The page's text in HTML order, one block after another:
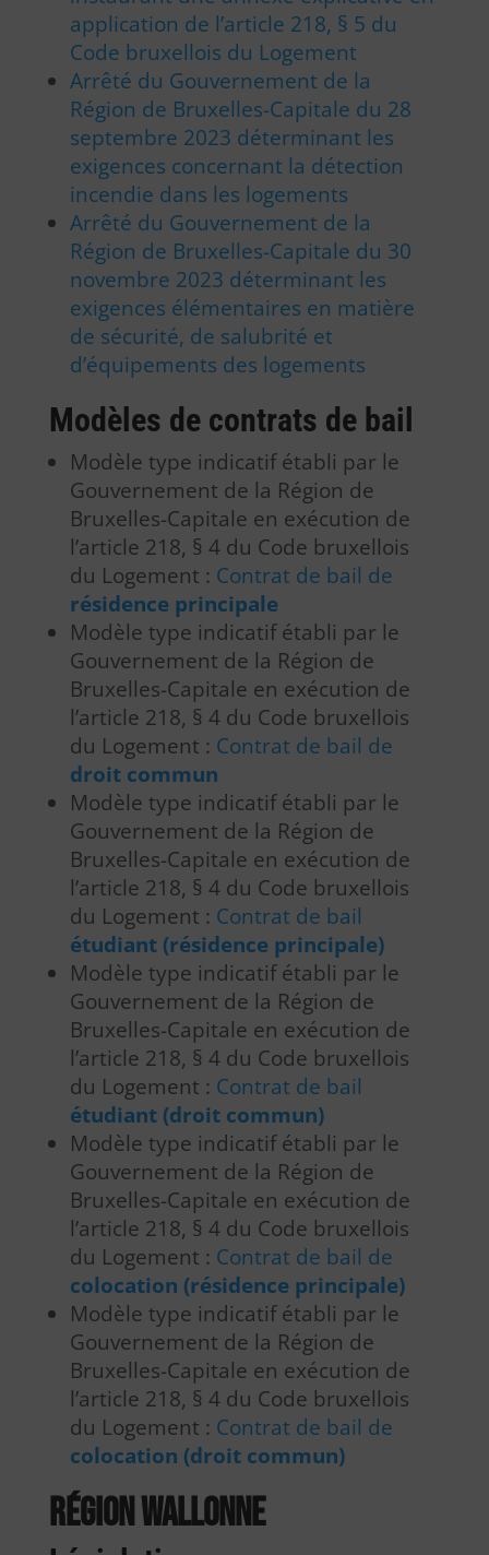
application de l’article 218, § 5 du
Code bruxellois du Logement
Arrêté du Gouvernement de la
Région de Bruxelles-Capitale du 28
septembre 2023 déterminant les
exigences concernant la détection
incendie dans les logements
Arrêté du Gouvernement de la
Région de Bruxelles-Capitale du 30
novembre 2023 déterminant les
exigences élémentaires en matière
de sécurité, de salubrité et
d’équipements des logements
Modèles de contrats de bail
Modèle type indicatif établi par le
Gouvernement de la Région de
Bruxelles-Capitale en exécution de
l’article 218, § 4 du Code bruxellois
du Logement : Contrat de bail de
résidence principale
Modèle type indicatif établi par le
Gouvernement de la Région de
Bruxelles-Capitale en exécution de
l’article 218, § 4 du Code bruxellois
du Logement : Contrat de bail de
droit commun
Modèle type indicatif établi par le
Gouvernement de la Région de
Bruxelles-Capitale en exécution de
l’article 218, § 4 du Code bruxellois
du Logement : Contrat de bail
étudiant (résidence principale)
Modèle type indicatif établi par le
Gouvernement de la Région de
Bruxelles-Capitale en exécution de
l’article 218, § 4 du Code bruxellois
du Logement : Contrat de bail
étudiant (droit commun)
Modèle type indicatif établi par le
Gouvernement de la Région de
Bruxelles-Capitale en exécution de
l’article 218, § 4 du Code bruxellois
du Logement : Contrat de bail de
colocation (résidence principale)
Modèle type indicatif établi par le
Gouvernement de la Région de
Bruxelles-Capitale en exécution de
l’article 218, § 4 du Code bruxellois
du Logement : Contrat de bail de
colocation (droit commun)
Région wallonne